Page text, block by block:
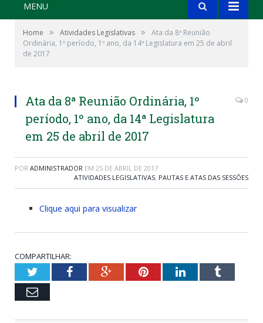
MENU
Home » Atividades Legislativas »
Ata da 8ª Reunião
Ordinária, 1º período, 1º ano, da 14ª Legislatura em 25 de abril
de 2017
Ata da 8ª Reunião Ordinária, 1º
período, 1º ano, da 14ª Legislatura
em 25 de abril de 2017
0
POR ADMINISTRADOR EM 25 DE ABRIL DE 2017
ATIVIDADES LEGISLATIVAS, PAUTAS E ATAS DAS SESSÕES
Clique aqui para visualizar
COMPARTILHAR:
TwitterFacebookGoogle+PinterestLinkedInTumblr
Email